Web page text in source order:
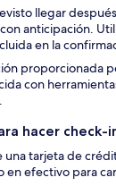
llegar
anticipación.
en la
proporcionada
con
hacer check-
una tarjeta de
en efectivo para